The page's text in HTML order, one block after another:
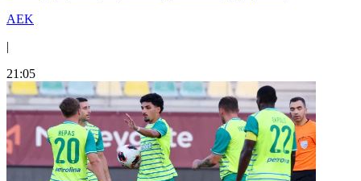
ΑΕΚ
|
21:05